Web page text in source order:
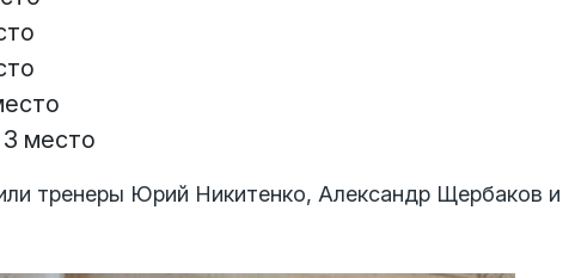
место
тренеры Юрий Никитенко, Александр Щербаков и